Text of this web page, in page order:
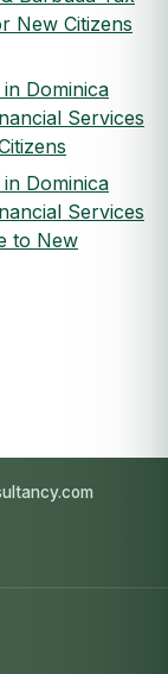
New Citizens
Dominica
Services
Dominica
Services
to New